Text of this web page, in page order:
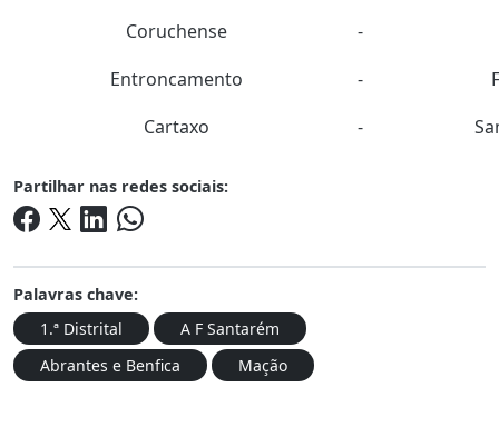
Coruchense
-
Entroncamento
-
Cartaxo
-
Partilhar nas redes sociais:
Palavras chave:
1.ª Distrital
A F Santarém
Abrantes e Benfica
Mação